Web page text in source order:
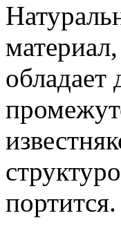
обладает
портится.